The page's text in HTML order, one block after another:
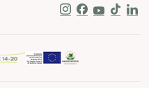
Instagram
Facebook
Youtube
Tik Tok